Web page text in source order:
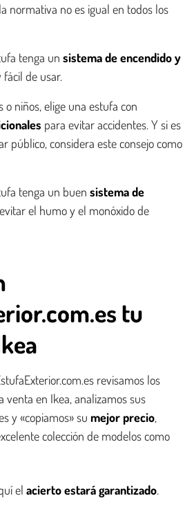
normativa no es igual en todos los
tenga un sistema de encendido y
fácil de usar.
o niños, elige una estufa con
para evitar accidentes. Y si es
público, considera este consejo como
tenga un buen sistema de
el humo y el monóxido de
tu
revisamos los
venta en Ikea, analizamos sus
y «copiamos» su mejor precio,
colección de modelos como
el acierto estará garantizado.